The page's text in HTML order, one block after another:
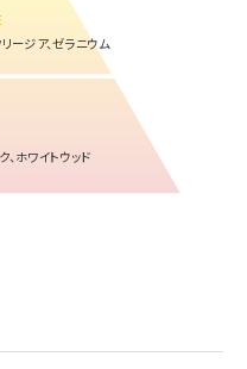
リージア、ゼラニウム
、ホワイトウッド